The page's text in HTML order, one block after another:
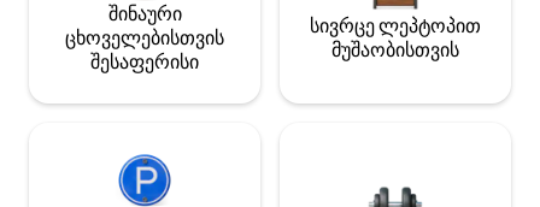
შინაური
ცხოველებისთვის
შესაფერისი
სივრცე ლეპტოპით
მუშაობისთვის